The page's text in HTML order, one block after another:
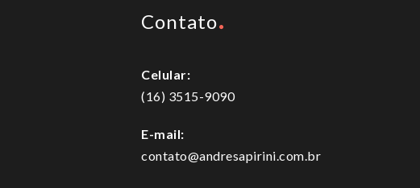
Contato
Celular:
(16) 3515-9090
E-mail:
contato@andresapirini.com.br